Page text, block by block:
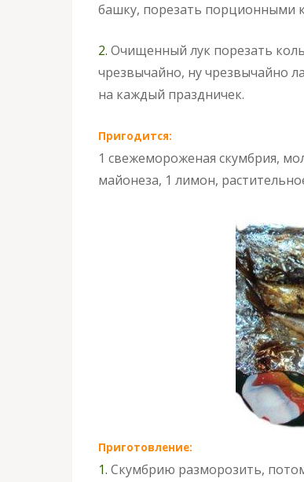
башку, порезать порционными
2. Очищенный лук порезать
чрезвычайно, ну чрезвычайно
на каждый праздничек.
Пригодится:
1 свежемороженая скумбрия,
майонеза, 1 лимон,
Приготовление:
1. Скумбрию разморозить,